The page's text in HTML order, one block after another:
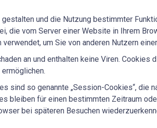
und die Nutzung bestimmter
die vom Server einer Website in Ihrem
um Sie von anderen Nutzern
an und enthalten keine Viren.
sind so genannte „Session-Cookies“,
bleiben für einen bestimmten Zeitraum
bei späteren Besuchen